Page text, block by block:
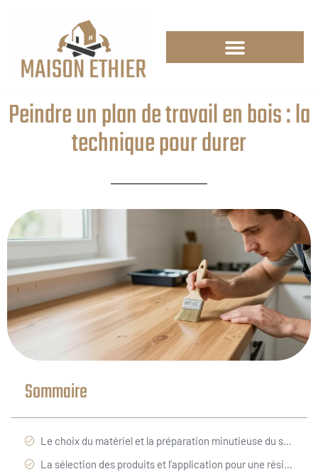
Peindre un plan de travail en bois : la
technique pour durer
Sommaire
Le choix du matériel et la préparation minutieuse du support en bois
La sélection des produits et l’application pour une résistance maximale